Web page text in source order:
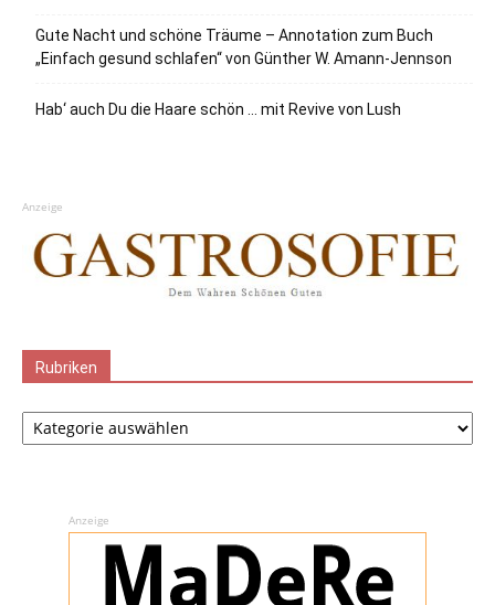
Gute Nacht und schöne Träume – Annotation zum Buch
„Einfach gesund schlafen“ von Günther W. Amann-Jennson
Hab‘ auch Du die Haare schön … mit Revive von Lush
Anzeige
Rubriken
Rubriken
Anzeige